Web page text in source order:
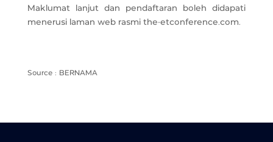
Maklumat lanjut dan pendaftaran boleh didapati
menerusi laman web rasmi the-etconference.com.
Source : BERNAMA